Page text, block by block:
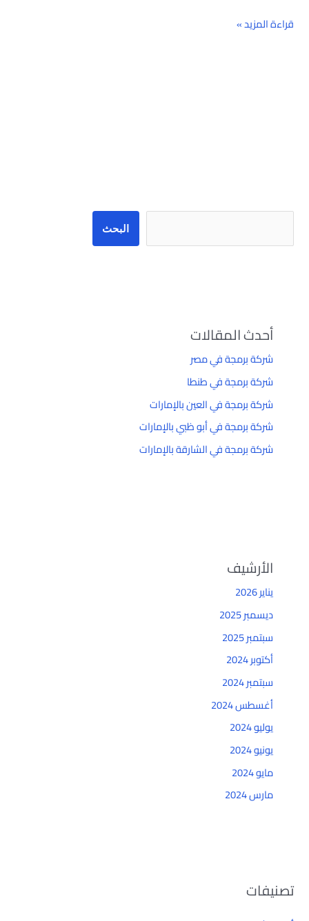
قراءة المزيد »
البحث
أحدث المقالات
شركة برمجة في مصر
شركة برمجة في طنطا
شركة برمجة في العين بالإمارات
شركة برمجة في أبو ظبي بالإمارات
شركة برمجة في الشارقة بالإمارات
الأرشيف
يناير 2026
ديسمبر 2025
سبتمبر 2025
أكتوبر 2024
سبتمبر 2024
أغسطس 2024
يوليو 2024
يونيو 2024
مايو 2024
مارس 2024
تصنيفات